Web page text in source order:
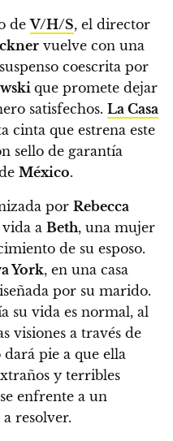
deV/H/S, el director
vuelve con una
coescrita por
que promete dejar
satisfechos. La Casa
cinta que estrena este
sello de garantía
México.
por Rebecca
a Beth, una mujer
de su esposo.
York, en una casa
por su marido.
su vida es normal, al
visiones a través de
dará pie a que ella
y terribles
enfrente a un
resolver.